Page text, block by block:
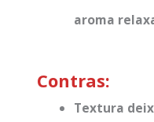
aroma
Contras:
Textura